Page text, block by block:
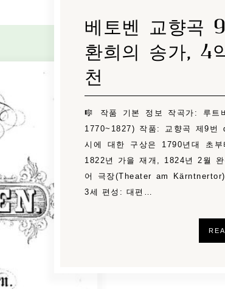
베토벤 교향곡
환희의 송가, 4
천
🎼 작품 기본 정보 작곡가: 루트
1770~1827) 작품: 교향곡 제9번
시에 대한 구상은 1790년대 초
1822년 가을 재개, 1824년 2월
어 극장(Theater am
3세 편성: 대편…